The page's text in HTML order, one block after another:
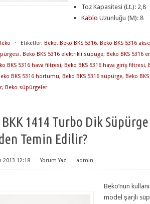
Toz Kapasitesi (Lt.): 2,8
Kablo Uzunluğu (M): 8
⋅ Etiketler: Beko, Beko BKS 5316, Beko BKS 5316
, Beko BKS 5316 elektrikli süpüge, Beko BKS 5316
BKS 5316 hava filtresi, Beko BKS 5316 hava giriş filtresi,
BKS 5316 hortumu, Beko BKS 5316 süpürge, Beko
, Beko süpürgeler
1414 Turbo Dik
Temin Edilir?
2013 12:18 ⋅ Yorum Yaz ⋅ admin
Beko’nun
model şarjlı